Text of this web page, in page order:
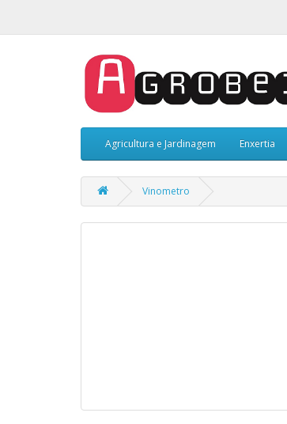
Agricultura e Jardinagem Enxertia
Vinometro